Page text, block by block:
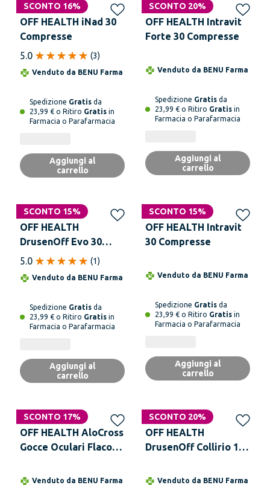
SCONTO 16%
OFF HEALTH iNad 30
Compresse
5.0
(3)
Venduto da BENU Farma
Spedizione Gratis da
23,99 € o Ritiro Gratis in
Farmacia o Parafarmacia
Aggiungi al
carrello
SCONTO 20%
OFF HEALTH Intravit
Forte 30 Compresse
Venduto da BENU Farma
Spedizione Gratis da
23,99 € o Ritiro Gratis in
Farmacia o Parafarmacia
Aggiungi al
carrello
SCONTO 15%
OFF HEALTH
DrusenOff Evo 30
Compresse
5.0 (1)
Venduto da BENU Farma
Spedizione Gratis da
23,99 € o Ritiro Gratis in
Farmacia o Parafarmacia
Aggiungi al
carrello
SCONTO 15%
OFF HEALTH Intravit
30 Compresse
Venduto da BENU Farma
Spedizione Gratis da
23,99 € o Ritiro Gratis in
Farmacia o Parafarmacia
Aggiungi al
carrello
SCONTO 17%
OFF HEALTH AloCross
Gocce Oculari Flacone
Venduto da BENU Farma
SCONTO 20%
OFF HEALTH
DrusenOff Collirio 10
Venduto da BENU Farma